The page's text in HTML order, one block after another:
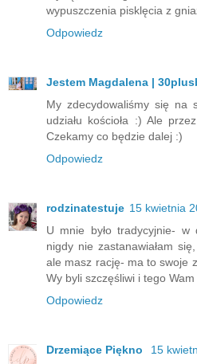
wypuszczenia pisklęcia z
Odpowiedz
Jestem Magdalena |
My zdecydowaliśmy się na
udziału kościoła :) Ale
Czekamy co będzie dalej :)
Odpowiedz
rodzinatestuje 15 kwietnia
U mnie było tradycyjnie- w
nigdy nie zastanawiałam
ale masz rację- ma to swoje
Wy byli szczęśliwi i tego
Odpowiedz
Drzemiące Piękno
15